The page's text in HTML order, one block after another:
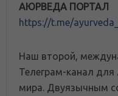
АЮРВЕДА ПОРТАЛ
https://t.me/
Наш второй,
Телеграм-канал
мира. Двуязычным